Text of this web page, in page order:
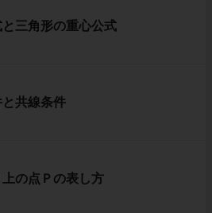
三角形の重心公式
共線条件
の点Ｐの表し方